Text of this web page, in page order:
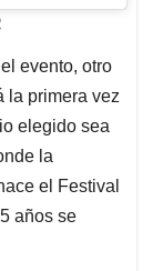
evento, otro
la primera vez
elegido sea
la
el Festival
años se